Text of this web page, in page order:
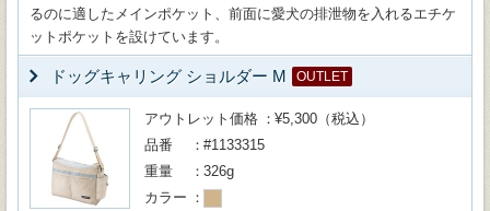
るのに適したメインポケット、前面に愛犬の排泄物を入れるエチケ
ットポケットを設けています。
ドッグキャリング ショルダー M OUTLET
アウトレット価格
¥5,300（税込）
品番
#1133315
重量
326g
カラー